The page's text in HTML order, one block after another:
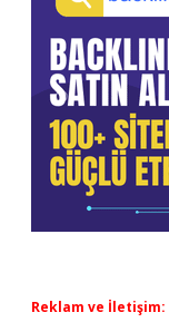
Reklam ve İletişim: